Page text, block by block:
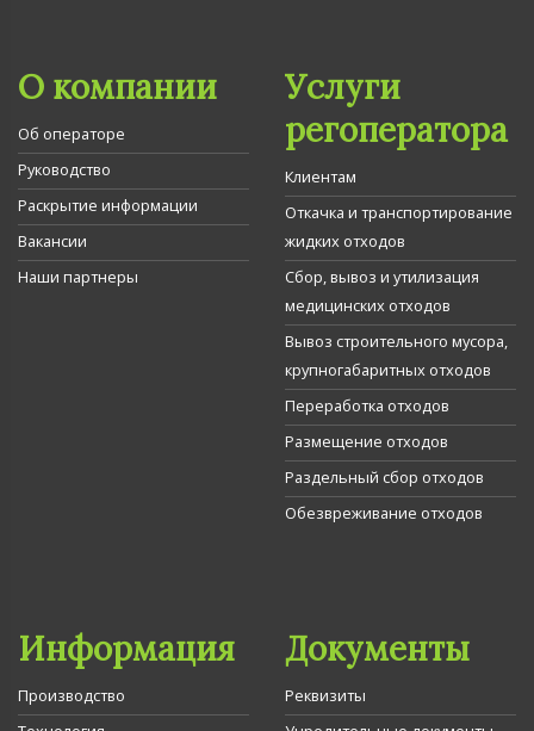
О компании
Об операторе
Руководство
Раскрытие информации
Вакансии
Наши партнеры
Услуги
регоператора
Клиентам
Откачка и транспортирование
жидких отходов
Сбор, вывоз и утилизация
медицинских отходов
Вывоз строительного мусора,
крупногабаритных отходов
Переработка отходов
Размещение отходов
Раздельный сбор отходов
Обезвреживание отходов
Информация
Производство
Документы
Реквизиты